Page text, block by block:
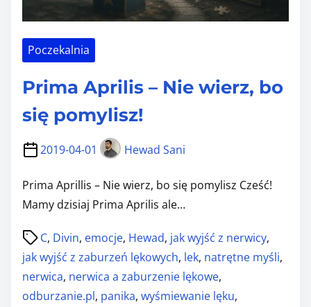
y
o
n
ś
n
e
z
a
b
Poczekalnia
Prima Aprilis – Nie wierz, bo
się pomylisz!
2019-04-01 Hewad Sani
Prima Aprillis – Nie wierz, bo się pomylisz Cześć!
Mamy dzisiaj Prima Aprilis ale…
C, Divin, emocje, Hewad, jak wyjść z nerwicy,
jak wyjść z zaburzeń lękowych, lek, natrętne myśli,
nerwica, nerwica a zaburzenie lękowe,
odburzanie.pl, panika, wyśmiewanie lęku,
P
o
s
t